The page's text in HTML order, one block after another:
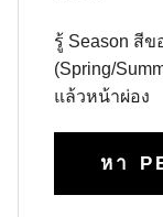
รู้ Season สี
(Spring/
แล้วหน้าผ่อง
หา